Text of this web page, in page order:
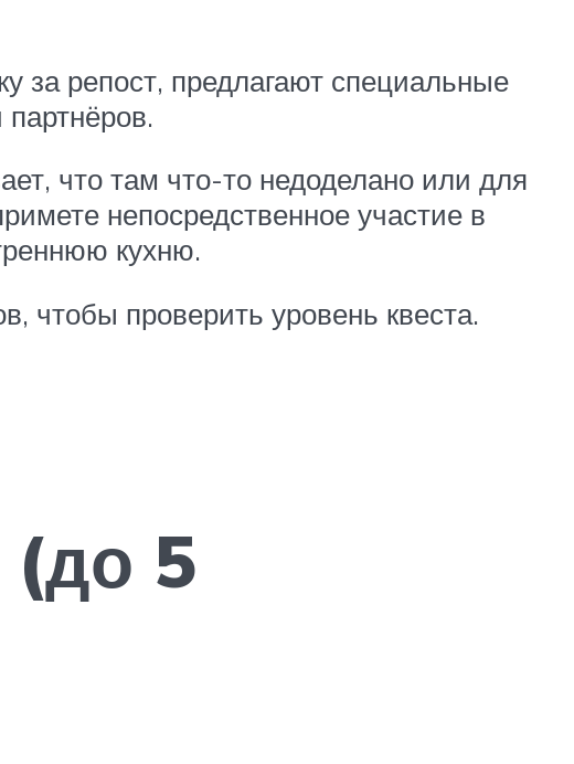
за репост, предлагают специальные
что там что-то недоделано или для
непосредственное участие в
кухню.
чтобы проверить уровень квеста.
5